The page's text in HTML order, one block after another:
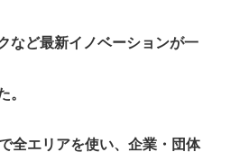
など最新イノベーションが一
。​​
全エリアを使い、企業・団体